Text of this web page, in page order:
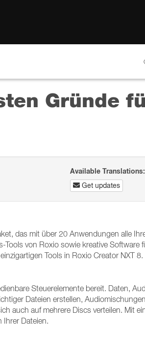
Gründe
Available Translations:
Get updates
das mit über 20 Anwendungen alle
von Roxio sowie kreative Software
Tools in Roxio Creator NXT 8.
Steuerelemente bereit. Daten,
Dateien erstellen,
auch auf mehrere Discs verteilen. Mit
Ihrer Dateien.